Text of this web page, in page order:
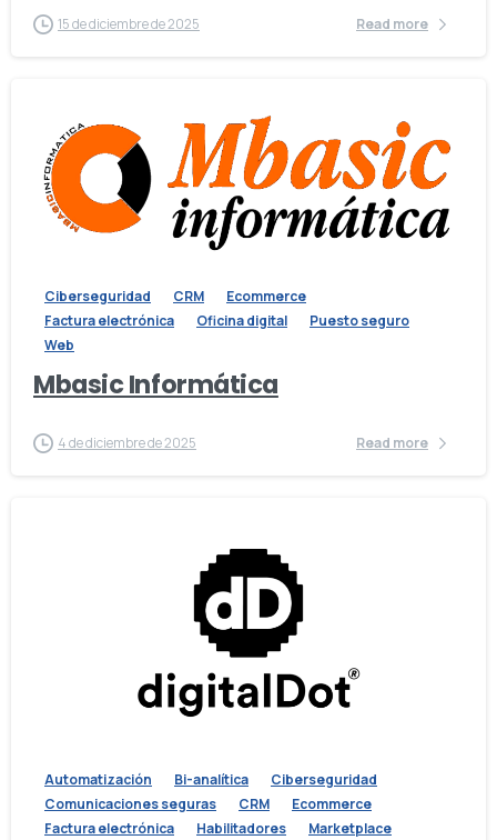
15 de diciembre de 2025 Read more
Ciberseguridad CRM
Ecommerce
Factura electrónica
Oficina digital
Puesto seguro
Web
Mbasic Informática
4 de diciembre de 2025 Read more
Automatización Bi-analítica
Ciberseguridad
Comunicaciones seguras
CRM
Ecommerce
Factura electrónica
Habilitadores Marketplace